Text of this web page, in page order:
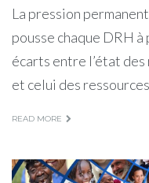
La pression
pousse chaque DRH
écarts entre l’état
et celui des
READ MORE